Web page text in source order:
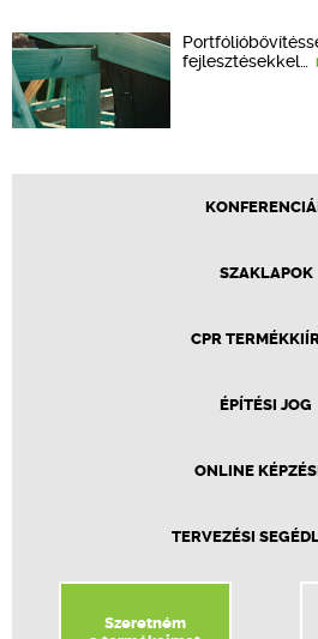
fejlesztésekkel…
SZAKLAPOK
CPR
ÉPÍTÉSI JOG
ONLINE
TERVEZÉSI
Szeretném